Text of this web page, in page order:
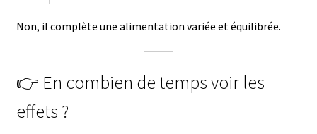
Non, il complète une alimentation variée et équilibrée.
👉 En combien de temps voir les
effets ?